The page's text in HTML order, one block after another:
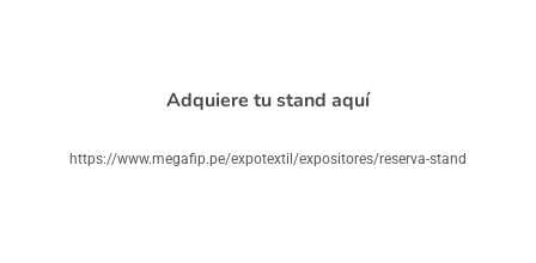
Adquiere tu stand aquí
https://www.megafip.pe/expotextil/expositores/reserva-stand